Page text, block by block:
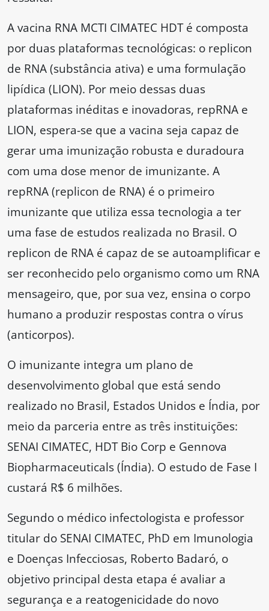
A vacina RNA MCTI CIMATEC HDT é composta
por duas plataformas tecnológicas: o replicon
de RNA (substância ativa) e uma formulação
lipídica (LION). Por meio dessas duas
plataformas inéditas e inovadoras, repRNA e
LION, espera-se que a vacina seja capaz de
gerar uma imunização robusta e duradoura
com uma dose menor de imunizante. A
repRNA (replicon de RNA) é o primeiro
imunizante que utiliza essa tecnologia a ter
uma fase de estudos realizada no Brasil. O
replicon de RNA é capaz de se autoamplificar e
ser reconhecido pelo organismo como um RNA
mensageiro, que, por sua vez, ensina o corpo
humano a produzir respostas contra o vírus
(anticorpos).
O imunizante integra um plano de
desenvolvimento global que está sendo
realizado no Brasil, Estados Unidos e Índia, por
meio da parceria entre as três instituições:
SENAI CIMATEC, HDT Bio Corp e Gennova
Biopharmaceuticals (Índia). O estudo de Fase I
custará R$ 6 milhões.
Segundo o médico infectologista e professor
titular do SENAI CIMATEC, PhD em Imunologia
e Doenças Infecciosas, Roberto Badaró, o
objetivo principal desta etapa é avaliar a
segurança e a reatogenicidade do novo